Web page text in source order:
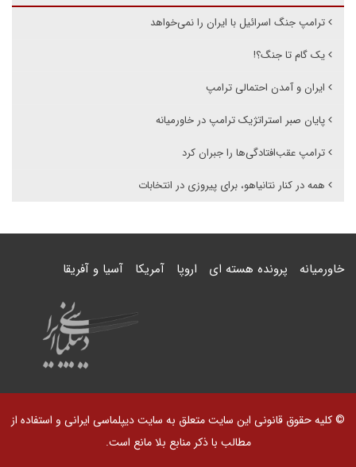
ترامپ جنگ اسرائیل با ایران را نمی‌خواهد
یک گام تا جنگ؟!
ایران و آمدن احتمالی ترامپ
پایان صبر استراتژیک ترامپ در خاورمیانه
ترامپ عقب‌افتادگی‌‌ها را جبران کرد
همه در کنار نتانیاهو، برای پیروزی در انتخابات
خاورمیانه پرونده هسته ای اروپا آمریکا آسیا و آفریقا
© کلیه حقوق قانونی این سایت متعلق به سایت دیپلماسی ایرانی و استفاده از
مطالب با ذکر منابع بلا مانع است.